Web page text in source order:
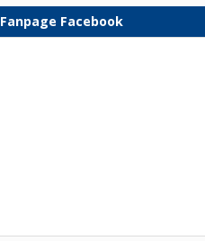
Fanpage Facebook